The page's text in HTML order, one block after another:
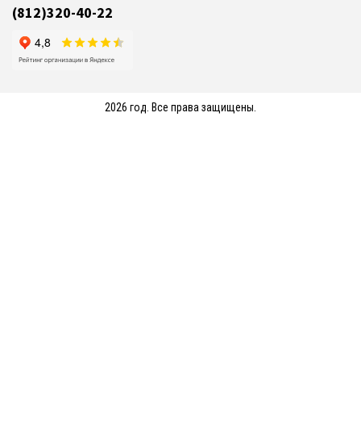
(812)320-40-22
2026 год. Все права защищены.